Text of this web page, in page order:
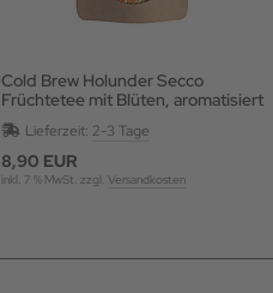
Cold Brew Holunder Secco
Früchtetee mit Blüten, aromatisiert
Lieferzeit: 2-3 Tage
8,90 EUR
inkl. 7 % MwSt. zzgl.Versandkosten